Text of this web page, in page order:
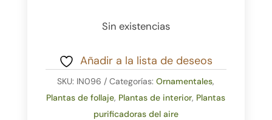
Sin existencias
Añadir a la lista de deseos
SKU: IN096 Categorías:Ornamentales,
Plantas de follaje, Plantas de interior, Plantas
purificadoras del aire